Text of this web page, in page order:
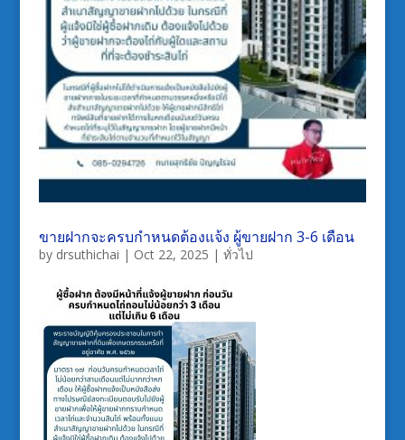
ขายฝากจะครบกำหนดต้องแจ้ง ผู้ขายฝาก 3-6 เดือน
by drsuthichai | Oct 22, 2025 | ทั่วไป